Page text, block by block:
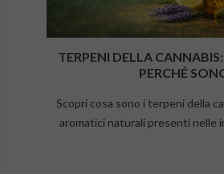
TERPENI DELLA
PERCHÉ
Scopri cosa sono i terpeni della
aromatici naturali presenti nelle